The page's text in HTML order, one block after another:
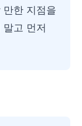
한 지점을
고 먼저